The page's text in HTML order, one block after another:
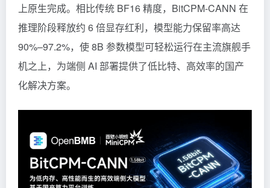
上原生完成。相比传统 BF16 精度，BitCPM-CANN 在
推理阶段释放约 6 倍显存红利，模型能力保留率高达
90%–97.2%，使 8B 参数模型可轻松运行在主流旗舰手
机之上，为端侧 AI 部署提供了低比特、高效率的国产
化解决方案。